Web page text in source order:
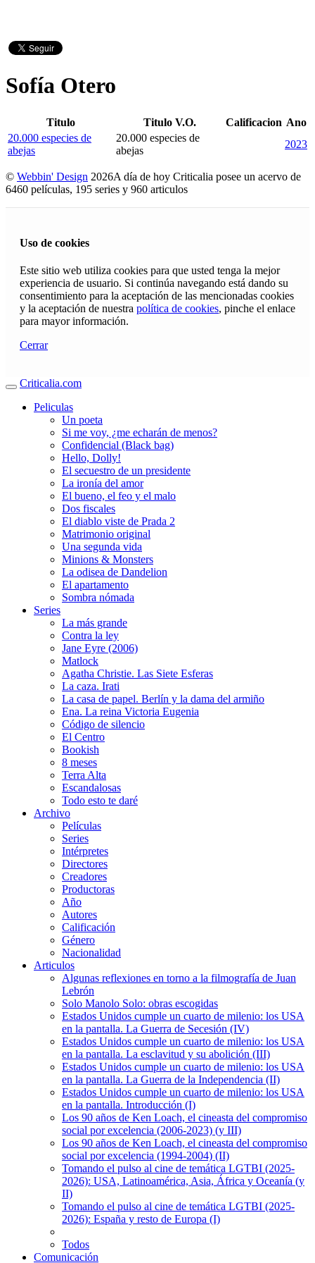
Sofía Otero
Titulo Titulo V.O. Calificacion Ano
20.000 especies de
abejas
20.000 especies de
abejas
2023
© Webbin' Design 2026A día de hoy Criticalia posee un acervo de
6460 películas, 195 series y 960 articulos
Uso de cookies
Este sitio web utiliza cookies para que usted tenga la mejor
experiencia de usuario. Si continúa navegando está dando su
consentimiento para la aceptación de las mencionadas cookies
y la aceptación de nuestra política de cookies, pinche el enlace
para mayor información.
Cerrar
Criticalia.com
Peliculas
Un poeta
Si me voy, ¿me echarán de menos?
Confidencial (Black bag)
Hello, Dolly!
El secuestro de un presidente
La ironía del amor
El bueno, el feo y el malo
Dos fiscales
El diablo viste de Prada 2
Matrimonio original
Una segunda vida
Minions & Monsters
La odisea de Dandelion
El apartamento
Sombra nómada
Series
La más grande
Contra la ley
Jane Eyre (2006)
Matlock
Agatha Christie. Las Siete Esferas
La caza. Irati
La casa de papel. Berlín y la dama del armiño
Ena. La reina Victoria Eugenia
Código de silencio
El Centro
Bookish
8 meses
Terra Alta
Escandalosas
Todo esto te daré
Archivo
Películas
Series
Intérpretes
Directores
Creadores
Productoras
Año
Autores
Calificación
Género
Nacionalidad
Articulos
Algunas reflexiones en torno a la filmografía de Juan
Lebrón
Solo Manolo Solo: obras escogidas
Estados Unidos cumple un cuarto de milenio: los USA
en la pantalla. La Guerra de Secesión (IV)
Estados Unidos cumple un cuarto de milenio: los USA
en la pantalla. La esclavitud y su abolición (III)
Estados Unidos cumple un cuarto de milenio: los USA
en la pantalla. La Guerra de la Independencia (II)
Estados Unidos cumple un cuarto de milenio: los USA
en la pantalla. Introducción (I)
Los 90 años de Ken Loach, el cineasta del compromiso
social por excelencia (2006-2023) (y III)
Los 90 años de Ken Loach, el cineasta del compromiso
social por excelencia (1994-2004) (II)
Tomando el pulso al cine de temática LGTBI (2025-
2026): USA, Latinoamérica, Asia, África y Oceanía (y
II)
Tomando el pulso al cine de temática LGTBI (2025-
2026): España y resto de Europa (I)
Todos
Comunicación